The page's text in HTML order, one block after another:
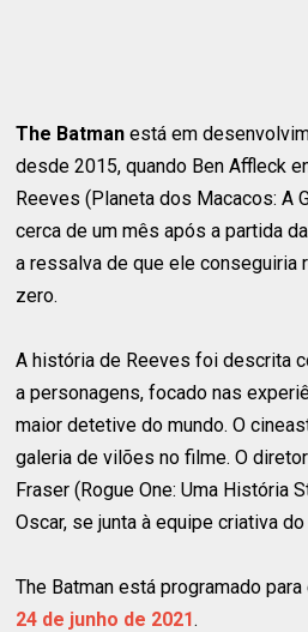
The Batmanestá em
desde 2015, quando Ben Affleck
Reeves (Planeta dos Macacos: A
cerca de um mês após a partida
a ressalva de que ele conseguiria
zero.
A história de Reeves foi descrita
a personagens, focado nas
maior detetive do mundo. O
galeria de vilões no filme. O
Fraser (Rogue One: Uma História
Oscar, se junta à equipe criativa
The Batman está programado
24 de junho de 2021.